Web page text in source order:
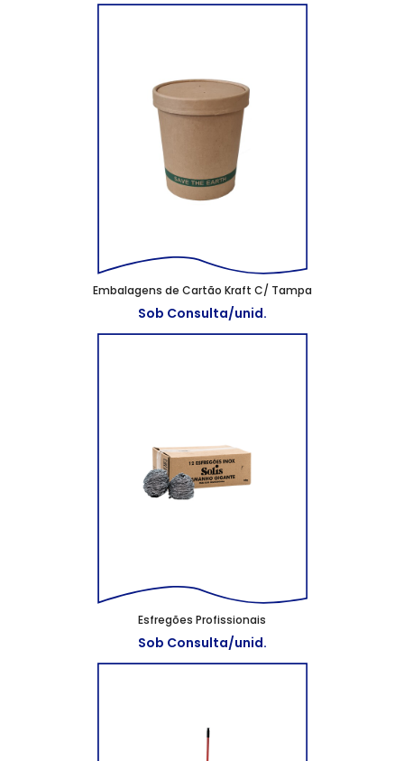
Embalagens de Cartão Kraft C/ Tampa
Sob Consulta/unid.
Esfregões Profissionais
Sob Consulta/unid.